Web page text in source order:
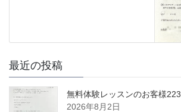
最近の投稿
無料体験レッスンのお客様223
2026年8月2日